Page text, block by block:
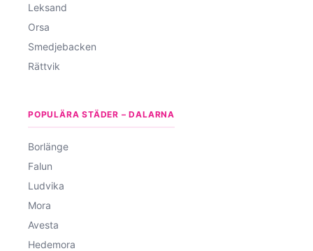
Leksand
Orsa
Smedjebacken
Rättvik
POPULÄRA STÄDER – DALARNA
Borlänge
Falun
Ludvika
Mora
Avesta
Hedemora